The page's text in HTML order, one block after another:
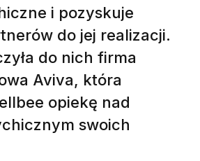
i pozyskuje
do jej realizacji.
do nich firma
Aviva, która
opiekę nad
swoich